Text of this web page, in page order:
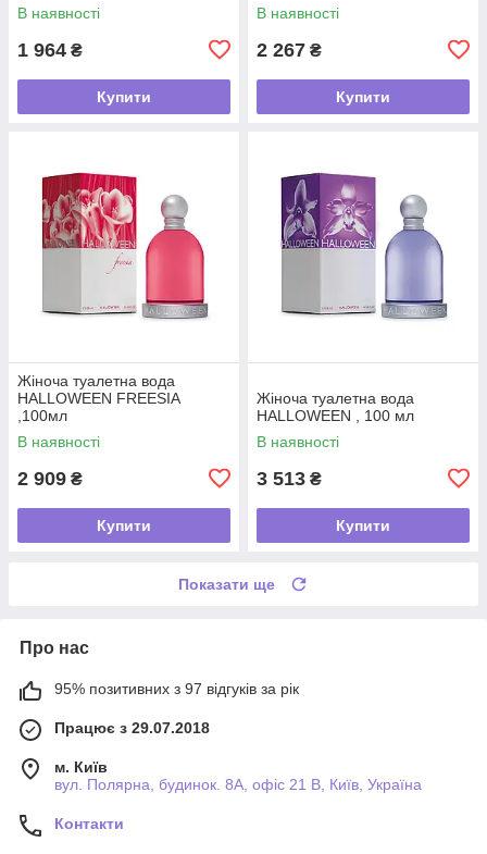
В наявності
1 964 ₴
Купити
В наявності
2 267 ₴
Купити
Жіноча туалетна вода
HALLOWEEN FREESIA
,100мл
В наявності
2 909 ₴
Купити
Жіноча туалетна вода
HALLOWEEN , 100 мл
В наявності
3 513 ₴
Купити
Показати ще
Про нас
95% позитивних з 97 відгуків за рік
Працює з 29.07.2018
м. Київ
вул. Полярна, будинок. 8А, офіс 21 В, Київ, Україна
Контакти